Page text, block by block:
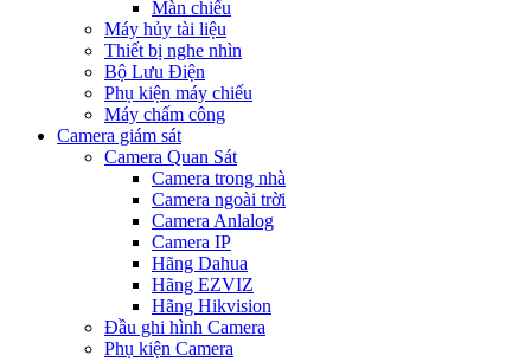
Màn chiếu
Máy hủy tài liệu
Thiết bị nghe nhìn
Bộ Lưu Điện
Phụ kiện máy chiếu
Máy chấm công
Camera giám sát
Camera Quan Sát
Camera trong nhà
Camera ngoài trời
Camera Anlalog
Camera IP
Hãng Dahua
Hãng EZVIZ
Hãng Hikvision
Đầu ghi hình Camera
Phụ kiện Camera